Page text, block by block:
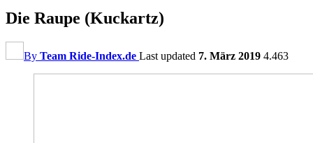
Die Raupe (Kuckartz)
By Team Ride-Index.de Last updated 7. März 2019 4.463